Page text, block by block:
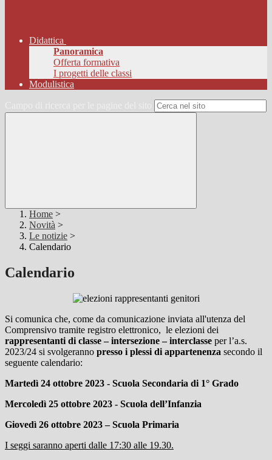
Didattica
Panoramica
Offerta formativa
I progetti delle classi
Modulistica
Home >
Novità >
Le notizie >
Calendario
Calendario
Si comunica che, come da comunicazione inviata all'utenza del
Comprensivo tramite registro elettronico, le elezioni dei
rappresentanti di classe – intersezione – interclasse per l’a.s.
2023/24 si svolgeranno presso i plessi di appartenenza secondo il
seguente calendario:
Martedì 24 ottobre 2023 - Scuola Secondaria di 1° Grado
Mercoledì 25 ottobre 2023 - Scuola dell’Infanzia
Giovedì 26 ottobre 2023 – Scuola Primaria
I seggi saranno aperti dalle 17:30 alle 19.30.